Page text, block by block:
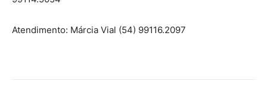
Atendimento: Márcia Vial (54) 99116.2097